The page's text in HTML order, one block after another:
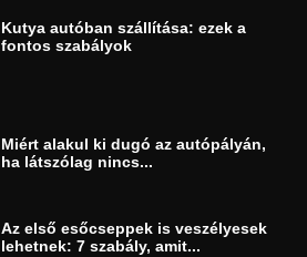
Kutya autóban szállítása: ezek a
fontos szabályok
Miért alakul ki dugó az autópályán,
ha látszólag nincs...
Az első esőcseppek is veszélyesek
lehetnek: 7 szabály, amit...